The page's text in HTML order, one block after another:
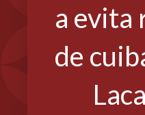
a evita
de